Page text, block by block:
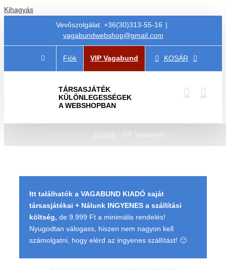
Kihagyás
Vevőszolgálat: +36(30)313-55-16 |
vagabundwebshop@gmail.com
Fiók VIP Vagabund KOSÁR
TÁRSASJÁTÉK
KÜLÖNLEGESSÉGEK
A WEBSHOPBAN
Főoldal VIP Vagabund
Itt találhatók a VAGABUND KIADÓ saját
társasjátékai + Nálunk INGYENES a szállítási
költség, de 9.999 Ft a minimális rendelés!
Nyugodtan válogass, hiszen nem nagyon kell
számolgatni, hogy elérd az ingyenes szállítást! 🙂